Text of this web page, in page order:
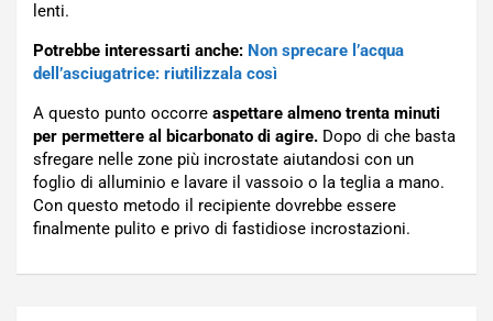
lenti.
Potrebbe interessarti anche: Non sprecare l’acqua
dell’asciugatrice: riutilizzala così
A questo punto occorre aspettare almeno trenta minuti
per permettere al bicarbonato di agire. Dopo di che basta
sfregare nelle zone più incrostate aiutandosi con un
foglio di alluminio e lavare il vassoio o la teglia a mano.
Con questo metodo il recipiente dovrebbe essere
finalmente pulito e privo di fastidiose incrostazioni.